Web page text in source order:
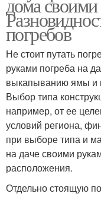
дома
погребов
Не стоит путать
руками погреба на
выкапыванию ямы и
Выбор типа
например, от ее
условий региона,
при выборе типа и
на даче своими
расположения.
Отдельно стоящую